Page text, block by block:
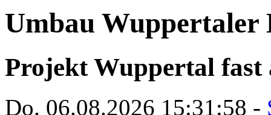
Umbau Wuppertaler
Projekt Wuppertal fast
Do. 06.08.2026 15:31:58 -